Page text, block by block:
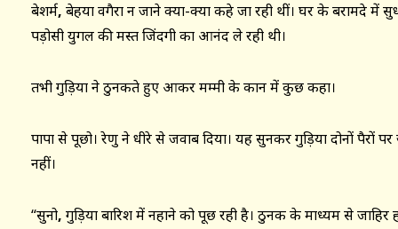
बेशर्म, बेहया वगैरा न जाने क्या-क्या कहे जा रही थीं। घर के बरामदे में
पड़ोसी युगल की मस्त जिंदगी का आनंद ले रही थी।
तभी गुड़िया ने ठुनकते हुए आकर मम्मी के कान में कुछ कहा।
पापा से पूछो। रेणु ने धीरे से जवाब दिया। यह सुनकर गुड़िया दोनों पैरों
नहीं।
“सुनो, गुड़िया बारिश में नहाने को पूछ रही है। ठुनक के माध्यम से